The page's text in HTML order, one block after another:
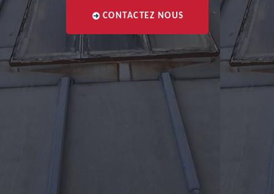
CONTACTEZ NOUS